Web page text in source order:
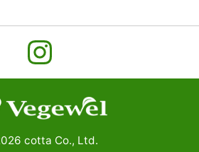
cotta Co., Ltd.